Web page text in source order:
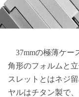
37mmの極薄ケー
角形のフォルムと
スレットとはネジ
ヤルはチタン製で